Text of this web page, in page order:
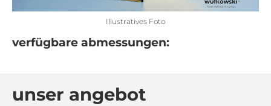
unser angebot
Illustratives Foto
verfügbare abmessungen: